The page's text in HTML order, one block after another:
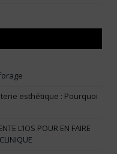
esthétique : Pourquoi
L’IOS POUR EN FAIRE